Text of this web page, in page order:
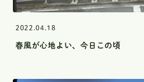
診療時間 月 火 水 木
9:30～13:00
14:30〜18:30
2022.04.18
春風が心地よい、今日この頃